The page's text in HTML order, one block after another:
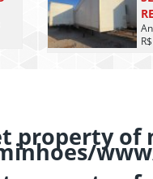
property of